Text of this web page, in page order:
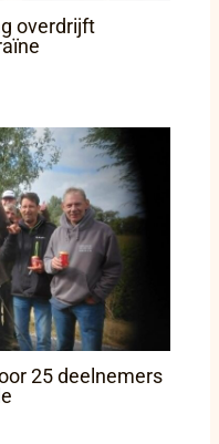
overdrijft
25 deelnemers